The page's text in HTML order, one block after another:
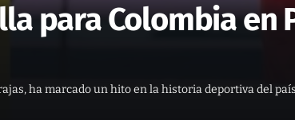
para Colombia en
ha marcado un hito en la historia deportiva del